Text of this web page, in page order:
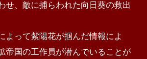
せ、敵に捕らわれた向日葵の救出
よって紫陽花が掴んだ情報によ
帝国の工作員が潜んでいることが